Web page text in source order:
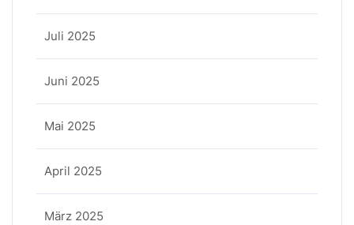
Juli 2025
Juni 2025
Mai 2025
April 2025
März 2025